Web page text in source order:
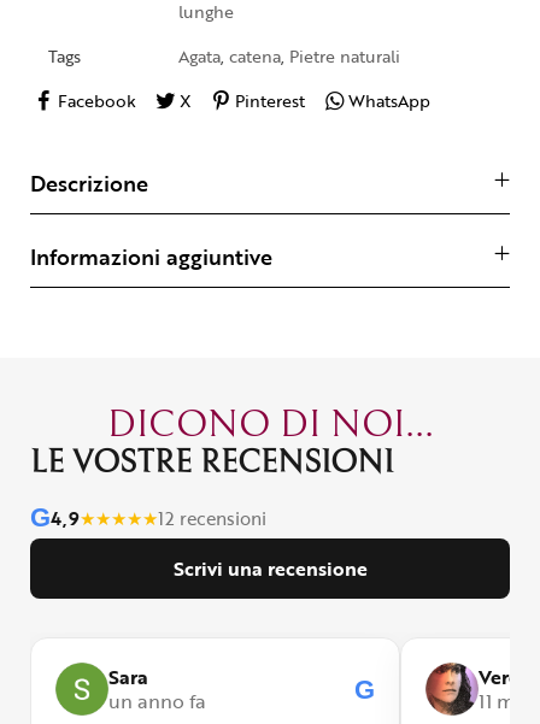
lunghe
Tags
Agata, catena, Pietre naturali
Facebook
X Pinterest WhatsApp
Descrizione
Informazioni aggiuntive
DICONO DI NOI...
LE VOSTRE RECENSIONI
G4,9★★★★★12 recensioni
Scrivi una recensione
Sara
un anno fa
G
11